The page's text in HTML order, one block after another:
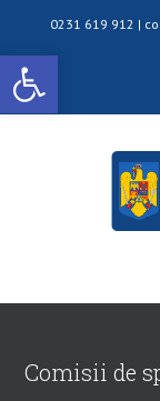
Deschide bara de unelte
0231 619 912 |
Comisii de